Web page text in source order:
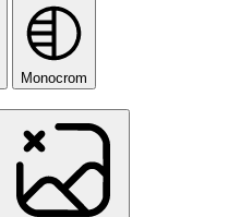
Monocrom